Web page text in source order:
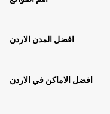
افضل المدن الاردن
افضل الاماكن في الاردن